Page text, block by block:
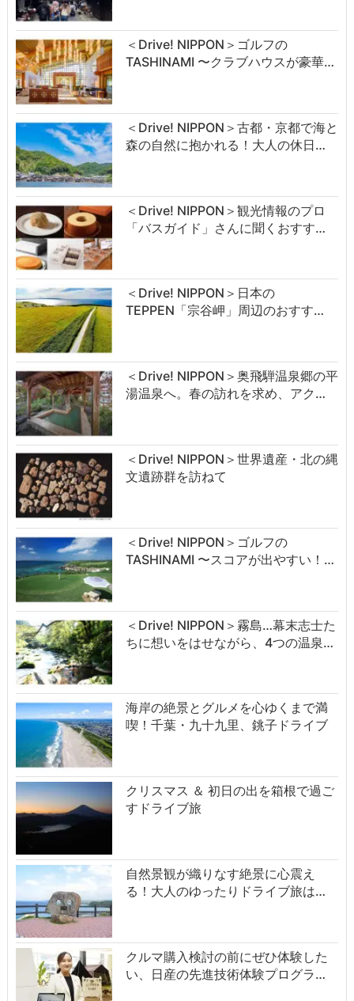
＜Drive! NIPPON＞ゴルフの
TASHINAMI 〜クラブハウスが豪華…
＜Drive! NIPPON＞古都・京都で海と
森の自然に抱かれる！大人の休日…
＜Drive! NIPPON＞観光情報のプロ
「バスガイド」さんに聞くおすす…
＜Drive! NIPPON＞日本の
TEPPEN「宗谷岬」周辺のおすす…
＜Drive! NIPPON＞奥飛騨温泉郷の平
湯温泉へ。春の訪れを求め、アク…
＜Drive! NIPPON＞世界遺産・北の縄
文遺跡群を訪ねて
＜Drive! NIPPON＞ゴルフの
TASHINAMI 〜スコアが出やすい！…
＜Drive! NIPPON＞霧島…幕末志士た
ちに想いをはせながら、4つの温泉…
海岸の絶景とグルメを心ゆくまで満
喫！千葉・九十九里、銚子ドライブ
クリスマス ＆ 初日の出を箱根で過ご
すドライブ旅
自然景観が織りなす絶景に心震え
る！大人のゆったりドライブ旅は…
クルマ購入検討の前にぜひ体験した
い、日産の先進技術体験プログラ…